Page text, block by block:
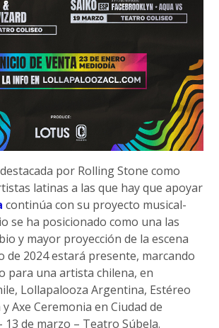
por Rolling Stone como
latinas a las que hay que apoyar
continúa con su proyecto musical-
se ha posicionado como una las
y mayor proyección de la escena
de 2024 estará presente, marcando
para una artista chilena, en
Lollapalooza Argentina, Estéreo
Axe Ceremonia en Ciudad de
13 de marzo – Teatro Súbela.